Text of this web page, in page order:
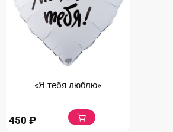
«Я тебя люблю»
450 ₽